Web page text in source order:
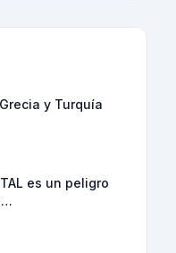
y Turquía
es un peligro